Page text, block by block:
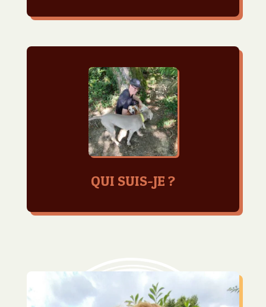
QUI SUIS-JE ?